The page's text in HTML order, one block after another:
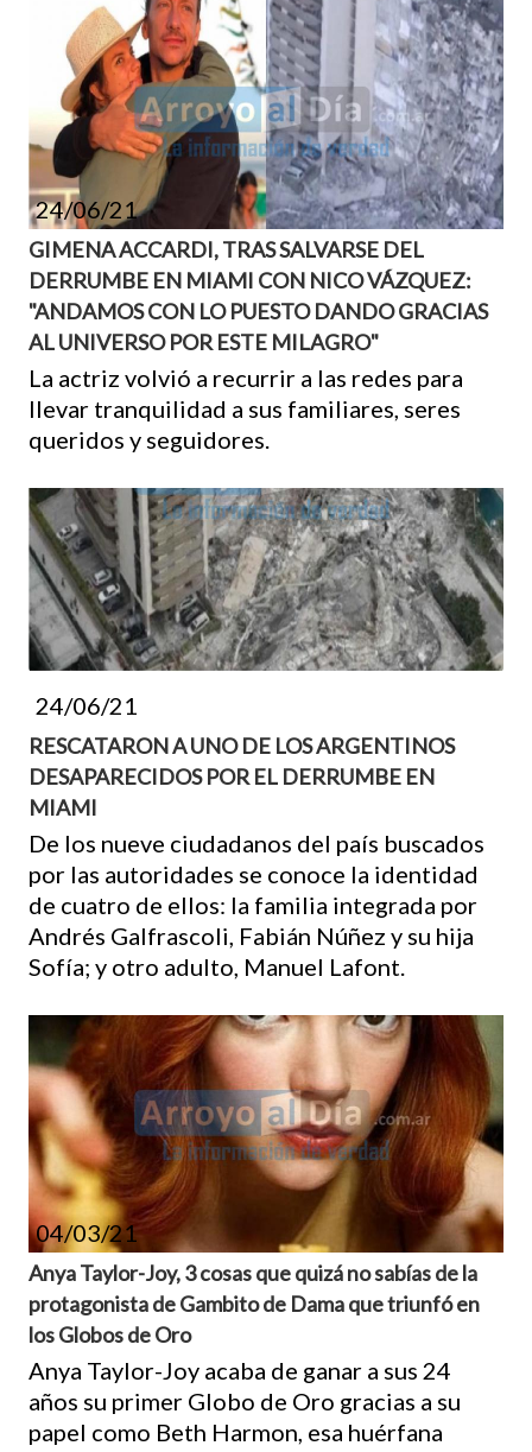
24/06/21
GIMENA ACCARDI, TRAS SALVARSE DEL
DERRUMBE EN MIAMI CON NICO VÁZQUEZ:
"ANDAMOS CON LO PUESTO DANDO GRACIAS
AL UNIVERSO POR ESTE MILAGRO"
La actriz volvió a recurrir a las redes para
llevar tranquilidad a sus familiares, seres
queridos y seguidores.
24/06/21
RESCATARON A UNO DE LOS ARGENTINOS
DESAPARECIDOS POR EL DERRUMBE EN
MIAMI
De los nueve ciudadanos del país buscados
por las autoridades se conoce la identidad
de cuatro de ellos: la familia integrada por
Andrés Galfrascoli, Fabián Núñez y su hija
Sofía; y otro adulto, Manuel Lafont.
04/03/21
Anya Taylor-Joy, 3 cosas que quizá no sabías de la
protagonista de Gambito de Dama que triunfó en
los Globos de Oro
Anya Taylor-Joy acaba de ganar a sus 24
años su primer Globo de Oro gracias a su
papel como Beth Harmon, esa huérfana